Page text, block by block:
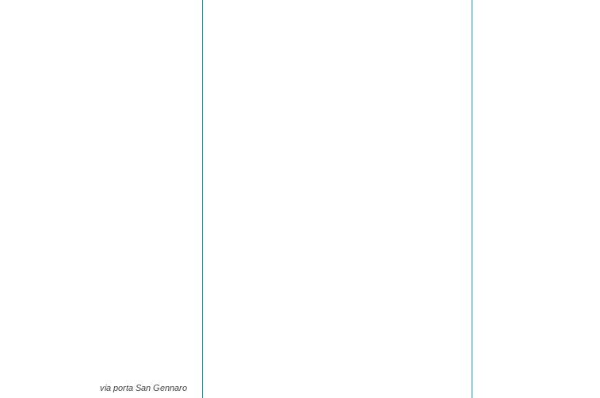
via porta San Gennaro